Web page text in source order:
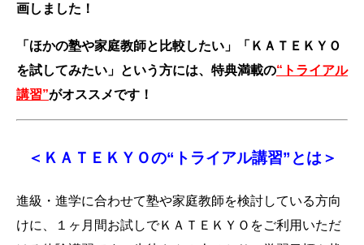
画しました！
「ほかの塾や家庭教師と比較したい」「ＫＡＴＥＫＹＯ
を試してみたい」という方には、特典満載の“トライアル
講習”がオススメです！
＜ＫＡＴＥＫＹＯの“トライアル講習”とは＞
進級・進学に合わせて塾や家庭教師を検討している方向
けに、１ヶ月間お試しでＫＡＴＥＫＹＯをご利用いただ